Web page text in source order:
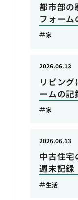
都市部の
フォーム
家
リビン
ームの記
2026.06.13
家
中古住宅
週末記録
2026.06.13
生活